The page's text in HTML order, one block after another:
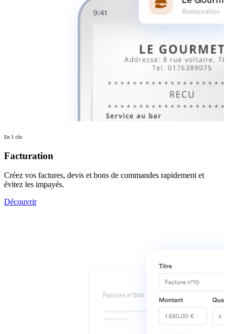
En 1 clic
Facturation
Créez vos factures, devis et bons de commandes rapidement et
évitez les impayés.
Découvrir